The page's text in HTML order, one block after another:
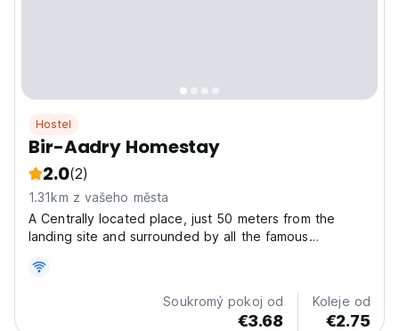
Hostel
Bir-Aadry Homestay
2.0(2)
1.31km z vašeho města
A Centrally located place, just 50 meters from the
landing site and surrounded by all the famous
Cafe we provide a Cozy room with street view & an
attached Clean Washroom, Smart TV, Fan, Almirah and
Soukromý pokoj od
€3.68
Koleje od
€2.75